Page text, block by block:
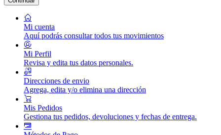
Mi cuenta
Aquí podrás consultar todos tus movimientos
Mi Perfil
Revisa y edita tus datos personales.
Direcciones de envio
Agrega, edita y/o elimina una dirección
Mis Pedidos
Gestiona tus pedidos, devoluciones y fechas de entrega.